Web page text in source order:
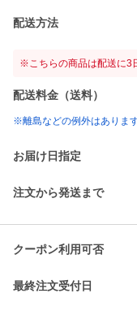
配送方法
※こちらの商品は配送に3
配送料金（送料）
※離島などの例外はありま
お届け日指定
注文から発送まで
クーポン利用可否
最終注文受付日